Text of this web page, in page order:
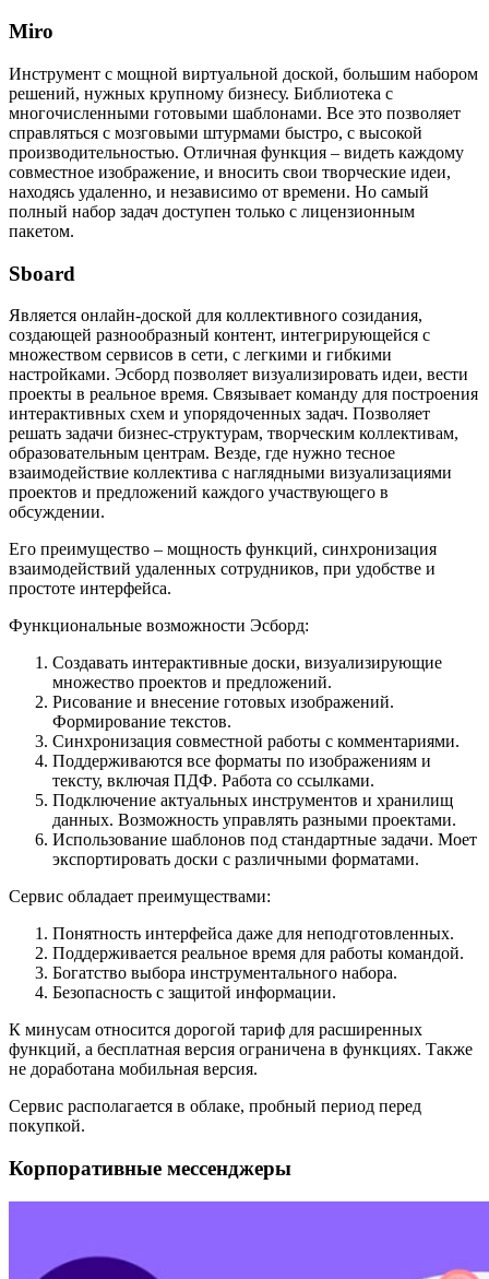
Miro
Инструмент с мощной виртуальной доской, большим набором
решений, нужных крупному бизнесу. Библиотека с
многочисленными готовыми шаблонами. Все это позволяет
справляться с мозговыми штурмами быстро, с высокой
производительностью. Отличная функция – видеть каждому
совместное изображение, и вносить свои творческие идеи,
находясь удаленно, и независимо от времени. Но самый
полный набор задач доступен только с лицензионным
пакетом.
Sboard
Является онлайн-доской для коллективного созидания,
создающей разнообразный контент, интегрирующейся с
множеством сервисов в сети, с легкими и гибкими
настройками. Эсборд позволяет визуализировать идеи, вести
проекты в реальное время. Связывает команду для построения
интерактивных схем и упорядоченных задач. Позволяет
решать задачи бизнес-структурам, творческим коллективам,
образовательным центрам. Везде, где нужно тесное
взаимодействие коллектива с наглядными визуализациями
проектов и предложений каждого участвующего в
обсуждении.
Его преимущество – мощность функций, синхронизация
взаимодействий удаленных сотрудников, при удобстве и
простоте интерфейса.
Функциональные возможности Эсборд:
Создавать интерактивные доски, визуализирующие
множество проектов и предложений.
Рисование и внесение готовых изображений.
Формирование текстов.
Синхронизация совместной работы с комментариями.
Поддерживаются все форматы по изображениям и
тексту, включая ПДФ. Работа со ссылками.
Подключение актуальных инструментов и хранилищ
данных. Возможность управлять разными проектами.
Использование шаблонов под стандартные задачи. Моет
экспортировать доски с различными форматами.
Сервис обладает преимуществами:
Понятность интерфейса даже для неподготовленных.
Поддерживается реальное время для работы командой.
Богатство выбора инструментального набора.
Безопасность с защитой информации.
К минусам относится дорогой тариф для расширенных
функций, а бесплатная версия ограничена в функциях. Также
не доработана мобильная версия.
Сервис располагается в облаке, пробный период перед
покупкой.
Корпоративные мессенджеры